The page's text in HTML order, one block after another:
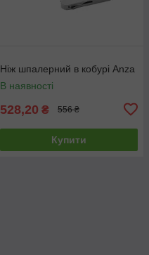
Ніж шпалерний в кобурі Anza
В наявності
528,20 ₴ 556 ₴
Купити